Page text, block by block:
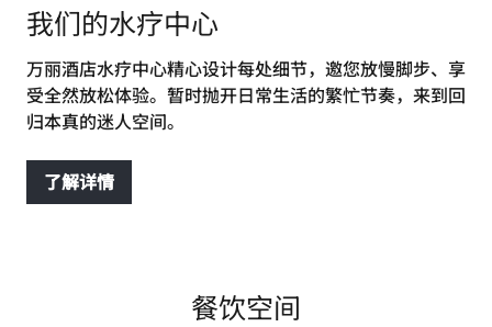
我们的水疗中心
万丽酒店水疗中心精心设计每处细节，邀您放慢脚步、享
受全然放松体验。暂时抛开日常生活的繁忙节奏，来到回
归本真的迷人空间。
了解详情
餐饮空间